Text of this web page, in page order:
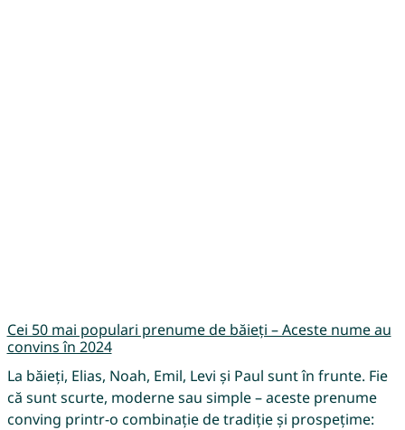
Cei 50 mai populari prenume de băieți – Aceste nume au
convins în 2024
La băieți, Elias, Noah, Emil, Levi și Paul sunt în frunte. Fie
că sunt scurte, moderne sau simple – aceste prenume
conving printr-o combinație de tradiție și prospețime: